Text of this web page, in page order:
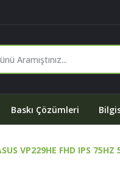
Baskı Çözümleri
VP229HE FHD IPS 75HZ